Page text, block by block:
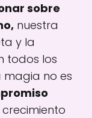
sobre
nuestra
y la
todos los
magia no es